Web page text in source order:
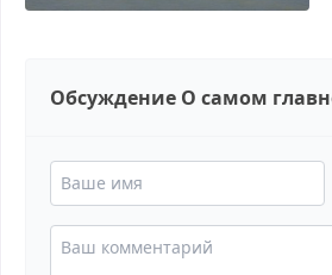
Обсуждение О самом